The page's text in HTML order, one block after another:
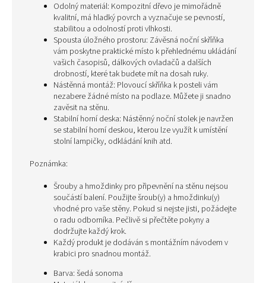
Odolný materiál: Kompozitní dřevo je mimořádně
kvalitní, má hladký povrch a vyznačuje se pevností,
stabilitou a odolností proti vlhkosti.
Spousta úložného prostoru: Závěsná noční skříňka
vám poskytne praktické místo k přehlednému ukládání
vašich časopisů, dálkových ovladačů a dalších
drobností, které tak budete mít na dosah ruky.
Nástěnná montáž: Plovoucí skříňka k posteli vám
nezabere žádné místo na podlaze. Můžete ji snadno
zavěsit na stěnu.
Stabilní horní deska: Nástěnný noční stolek je navržen
se stabilní horní deskou, kterou lze využít k umístění
stolní lampičky, odkládání knih atd.
Poznámka:
Šrouby a hmoždinky pro připevnění na stěnu nejsou
součástí balení. Použijte šroub(y) a hmoždinku(y)
vhodné pro vaše stěny. Pokud si nejste jisti, požádejte
o radu odborníka. Pečlivě si přečtěte pokyny a
dodržujte každý krok.
Každý produkt je dodáván s montážním návodem v
krabici pro snadnou montáž.
Barva: šedá sonoma